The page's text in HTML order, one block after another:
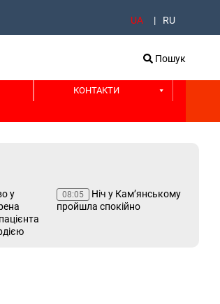
UA RU
Пошук
КОНТАКТИ
у
08:05
Ніч у Кам’янському
пройшла спокійно